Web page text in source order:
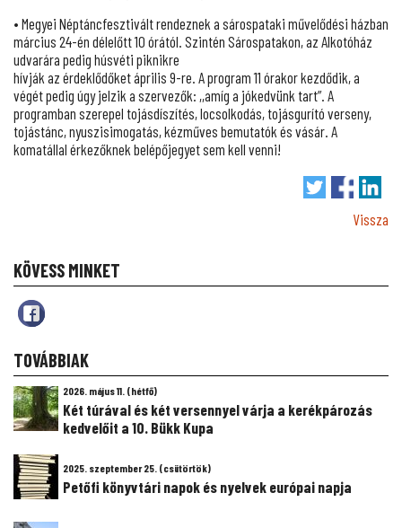
• Megyei Néptáncfesztivált rendeznek a sárospataki művelődési házban
március 24-én délelőtt 10 órától. Szintén Sárospatakon, az Alkotóház
udvarára pedig húsvéti piknikre
hívják az érdeklődőket április 9-re. A program 11 órakor kezdődik, a
végét pedig úgy jelzik a szervezők: ,,amíg a jókedvünk tart”. A
programban szerepel tojásdíszítés, locsolkodás, tojásgurító verseny,
tojástánc, nyuszisimogatás, kézműves bemutatók és vásár. A
komatállal érkezőknek belépőjegyet sem kell venni!
Vissza
KÖVESS MINKET
TOVÁBBIAK
2026. május 11. (hétfő)
Két túrával és két versennyel várja a kerékpározás
kedvelőit a 10. Bükk Kupa
2025. szeptember 25. (csütörtök)
Petőfi könyvtári napok és nyelvek európai napja